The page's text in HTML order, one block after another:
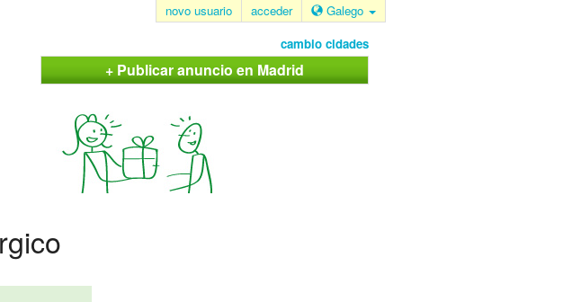
novo usuario acceder Galego
cambio cidades
+ Publicar anuncio en Madrid